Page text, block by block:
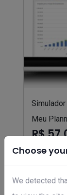
Choose
We detected
Meu
R$